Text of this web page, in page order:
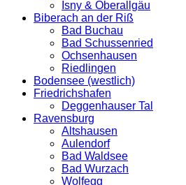
Isny & Oberallgäu
Biberach an der Riß
Bad Buchau
Bad Schussenried
Ochsenhausen
Riedlingen
Bodensee (westlich)
Friedrichshafen
Deggenhauser Tal
Ravensburg
Altshausen
Aulendorf
Bad Waldsee
Bad Wurzach
Wolfegg